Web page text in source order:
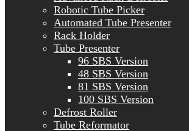
Robotic Tube Picker
Automated Tube Presenter
Rack Holder
Tube Presenter
96 SBS Version
48 SBS Version
81 SBS Version
100 SBS Version
Defrost Roller
Tube Reformator